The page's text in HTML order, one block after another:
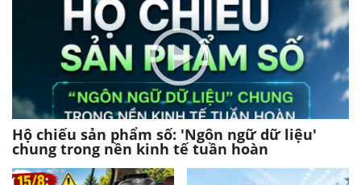
Hộ chiếu sản phẩm số: 'Ngôn ngữ dữ liệu'
chung trong nền kinh tế tuần hoàn